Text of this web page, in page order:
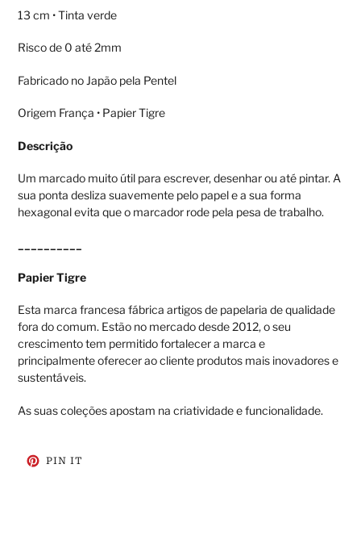
ao
seu
carrinho
13 cm • Tinta verde
Risco de 0 até 2mm
Fabricado no Japão pela Pentel
Origem França • Papier Tigre
Descrição
Um marcado muito útil para escrever, desenhar ou até pintar. A
sua ponta desliza suavemente pelo papel e a sua forma
hexagonal evita que o marcador rode pela pesa de trabalho.
Papier Tigre
Esta marca francesa fábrica artigos de papelaria de qualidade
fora do comum. Estão no mercado desde 2012, o seu
crescimento tem permitido fortalecer a marca e
principalmente oferecer ao cliente produtos mais inovadores e
sustentáveis.
As suas coleções apostam na criatividade e funcionalidade.
PIN IT